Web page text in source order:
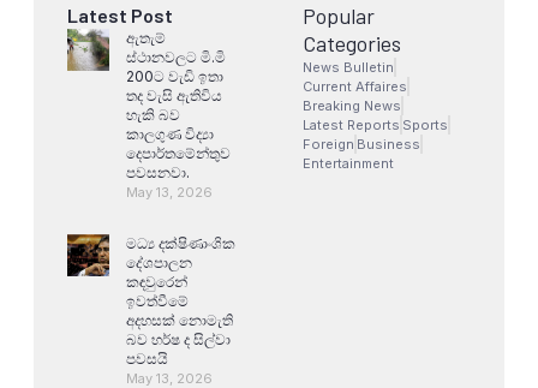
Latest Post
ඇතැම්
ස්ථානවලට මි.මි
200ට වැඩි ඉතා
තද වැසි ඇතිවිය
හැකි බව
කාලගුණ විද්‍යා
දෙපාර්තමේන්තුව
පවසනවා.
May 13, 2026
මධ්‍ය දක්ෂිණාංශික
දේශපාලන
කඳවුරෙන්
ඉවත්වීමේ
අදහසක් නොමැති
බව හර්ෂ ද සිල්වා
පවසයි
May 13, 2026
Popular
Categories
News Bulletin
Current Affaires
Breaking News
Latest Reports Sports
Foreign Business
Entertainment